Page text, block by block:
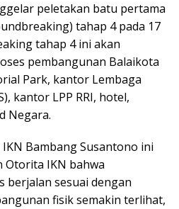
peletakan batu pertama
tahap 4 pada 17
tahap 4 ini akan
pembangunan Balaikota
Park, kantor Lembaga
kantor LPP RRI, hotel,
Negara.
Bambang Susantono ini
IKN bahwa
berjalan sesuai dengan
fisik semakin terlihat,